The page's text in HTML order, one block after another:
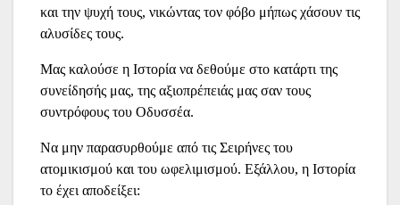
και την ψυχή τους, νικώντας τον φόβο μήπως χάσουν τις
αλυσίδες τους.
Μας καλούσε η Ιστορία να δεθούμε στο κατάρτι της
συνείδησής μας, της αξιοπρέπειάς μας σαν τους
συντρόφους του Οδυσσέα.
Να μην παρασυρθούμε από τις Σειρήνες του
ατομικισμού και του ωφελιμισμού. Εξάλλου, η Ιστορία
το έχει αποδείξει: